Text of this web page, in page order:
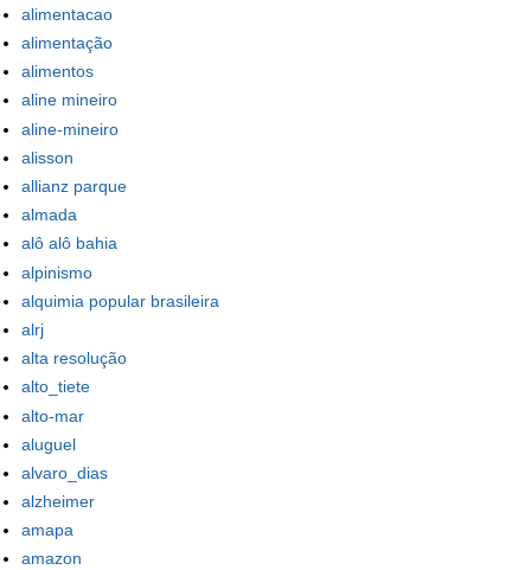
alimentacao
alimentação
alimentos
aline mineiro
aline-mineiro
alisson
allianz parque
almada
alô alô bahia
alpinismo
alquimia popular brasileira
alrj
alta resolução
alto_tiete
alto-mar
aluguel
alvaro_dias
alzheimer
amapa
amazon